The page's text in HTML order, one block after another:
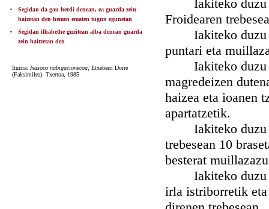
Segidan da gau herdi denean, ea guarda zein
haizetan den hemen ematen tugun egunetan
Segidan ilhabethe guzitean alba denean guarda
zein haitzetan den
Iturria: Ixasoco nabigacionecoa , Etxeberri Dorre
(Faksimilea). Txertoa, 1985
Iakiteko duzu
Froidearen
Iakiteko duzu
puntari eta
Iakiteko duzu
magredeizen
haizea eta ioanen
apartatzetik.
Iakiteko duzu
trebesean 10
besterat
Iakiteko duzu
irla istriborretik eta